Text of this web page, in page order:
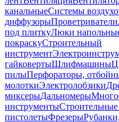
канальныеСистемы
диффузорыПроветриватели
под плиткуЛюки
покраскуСтроительный
инструмент
гайковертыШлифмашины
пилыПерфораторы,
молоткиЭлектролобзики
миксерыДальномеры
инструменты
пистолетыФрезеры